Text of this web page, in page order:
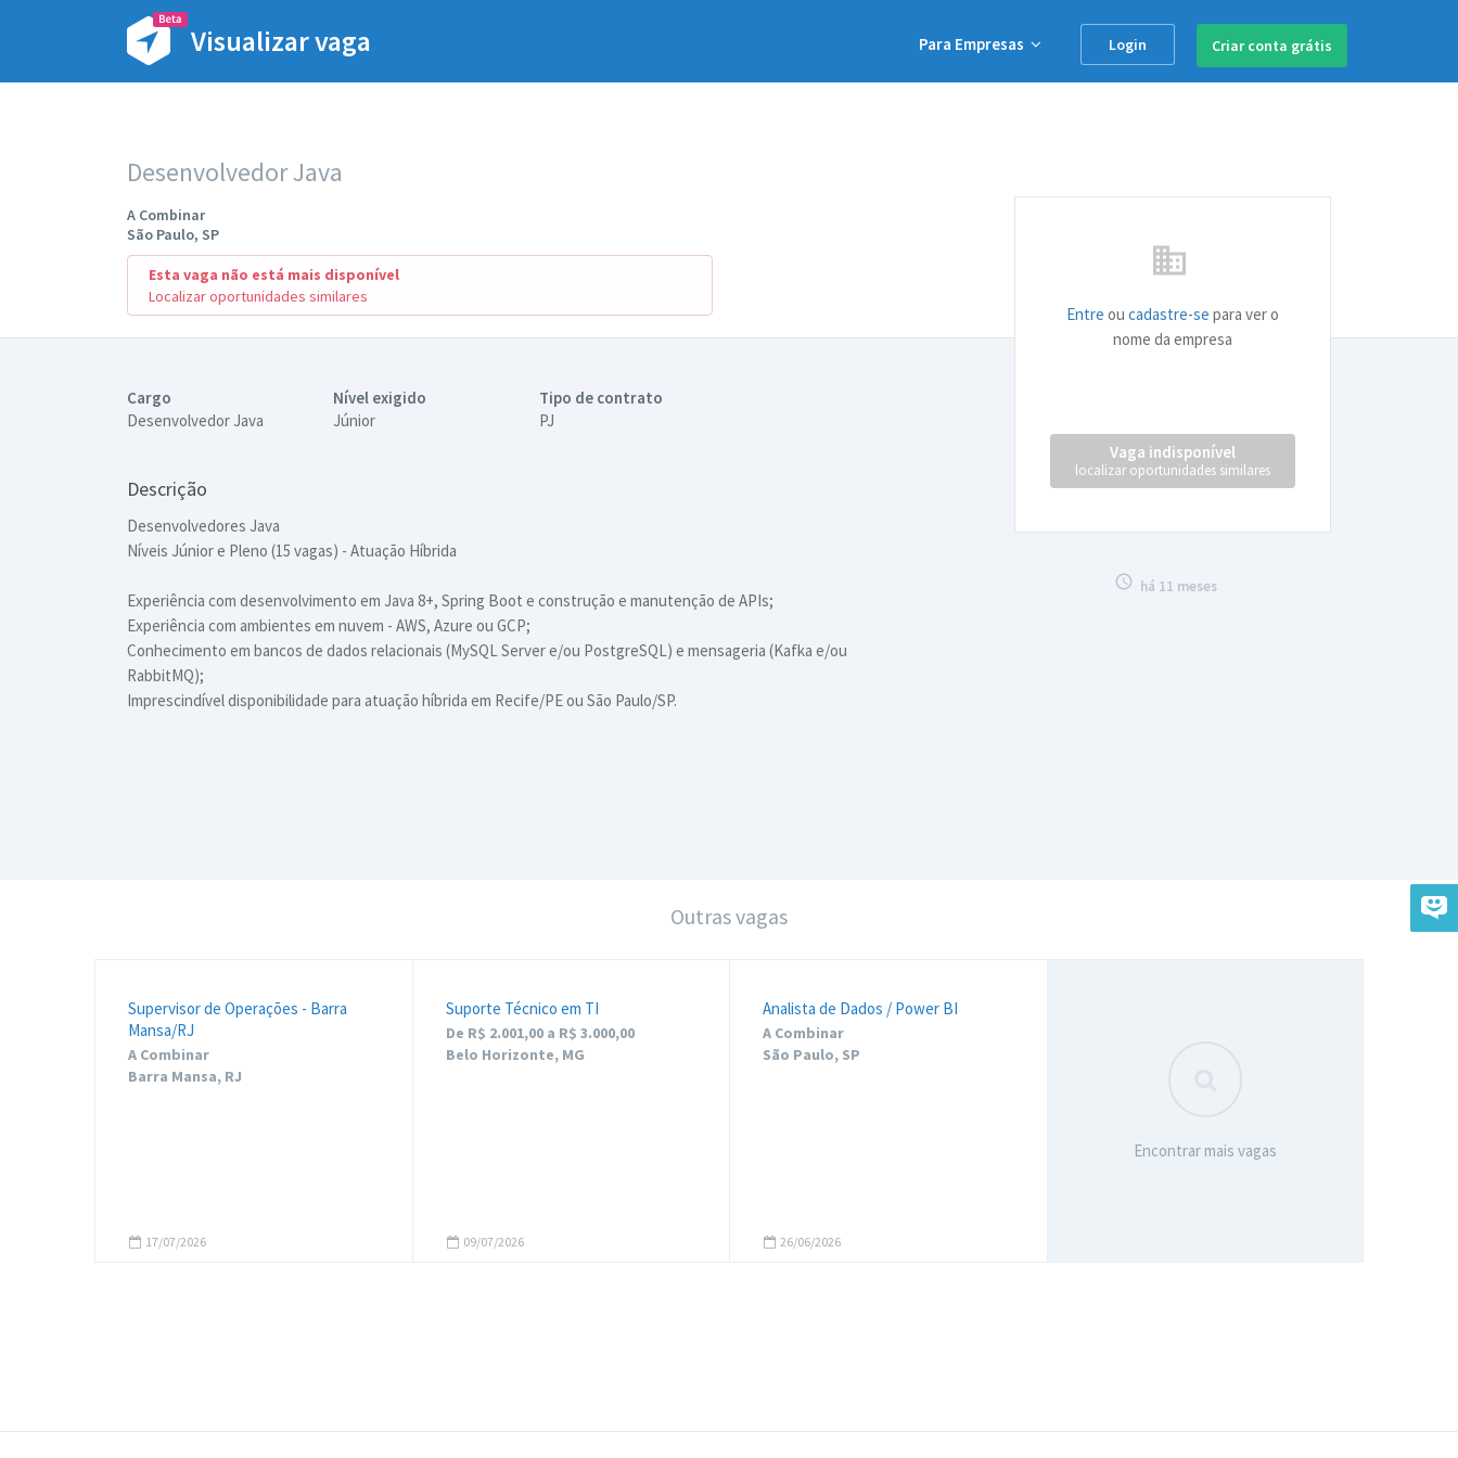
Visualizar vaga Para Empresas Login Criar conta grátis
Desenvolvedor Java
A Combinar
São Paulo, SP
Esta vaga não está mais disponível
Localizar oportunidades similares
Cargo
Desenvolvedor Java
Nível exigido
Júnior
Tipo de contrato
PJ
Descrição
Desenvolvedores Java
Níveis Júnior e Pleno (15 vagas) - Atuação Híbrida
Experiência com desenvolvimento em Java 8+, Spring Boot e construção e manutenção de APIs;
Experiência com ambientes em nuvem - AWS, Azure ou GCP;
Conhecimento em bancos de dados relacionais (MySQL Server e/ou PostgreSQL) e mensageria (Kafka e/ou
RabbitMQ);
Imprescindível disponibilidade para atuação híbrida em Recife/PE ou São Paulo/SP.
business
Entre oucadastre-se para ver o
nome da empresa
Vaga indisponível
localizar oportunidades similares
 há 11 meses
Outras vagas
Supervisor de Operações - Barra
Mansa/RJ
A Combinar
Barra Mansa, RJ
17/07/2026
Suporte Técnico em TI
De R$ 2.001,00 a R$ 3.000,00
Belo Horizonte, MG
09/07/2026
Analista de Dados / Power BI
A Combinar
São Paulo, SP
26/06/2026
Encontrar mais vagas